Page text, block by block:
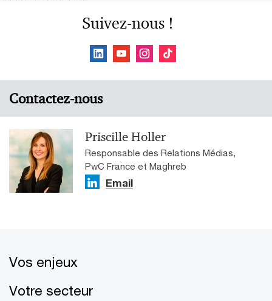
Suivez-nous !
Contactez-nous
Priscille Holler
Responsable des Relations Médias,
PwC France et Maghreb
Email
Vos enjeux
Votre secteur